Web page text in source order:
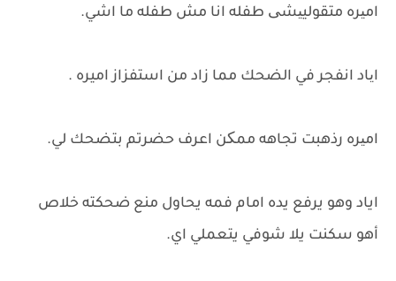
امیره متقوليیشی طفله انا مش طفله ما اشي.
ایاد انفجر في الضحك مما زاد من استفزاز اميره .
امیره رذهبت تجاهه ممکن اعرف حضرتم بتضحك لي.
اياد وهو يرفع يده امام فمه يحاول منع ضحكته خلاص
أهو سكنت يلا شوفي يتعملي اي.